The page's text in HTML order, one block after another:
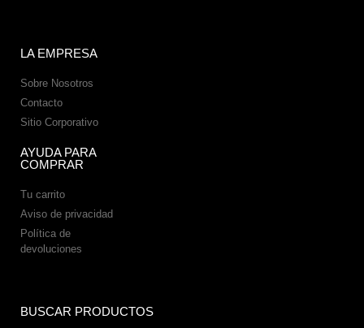
LA EMPRESA
Sobre Nosotros
Contacto
Sitio Corporativo
AYUDA PARA
COMPRAR
Tu carrito
Aviso de privacidad
Política de
devoluciones
BUSCAR PRODUCTOS